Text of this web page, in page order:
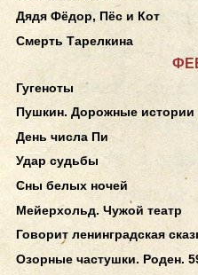
Дядя Фёдор, Пёс и Кот
Смерть Тарелкина
Гугеноты
Пушкин. Дорожные истории
День числа Пи
Удар судьбы
Сны белых ночей
Мейерхольд. Чужой театр
Говорит ленинградская
Озорные частушки. Роден.